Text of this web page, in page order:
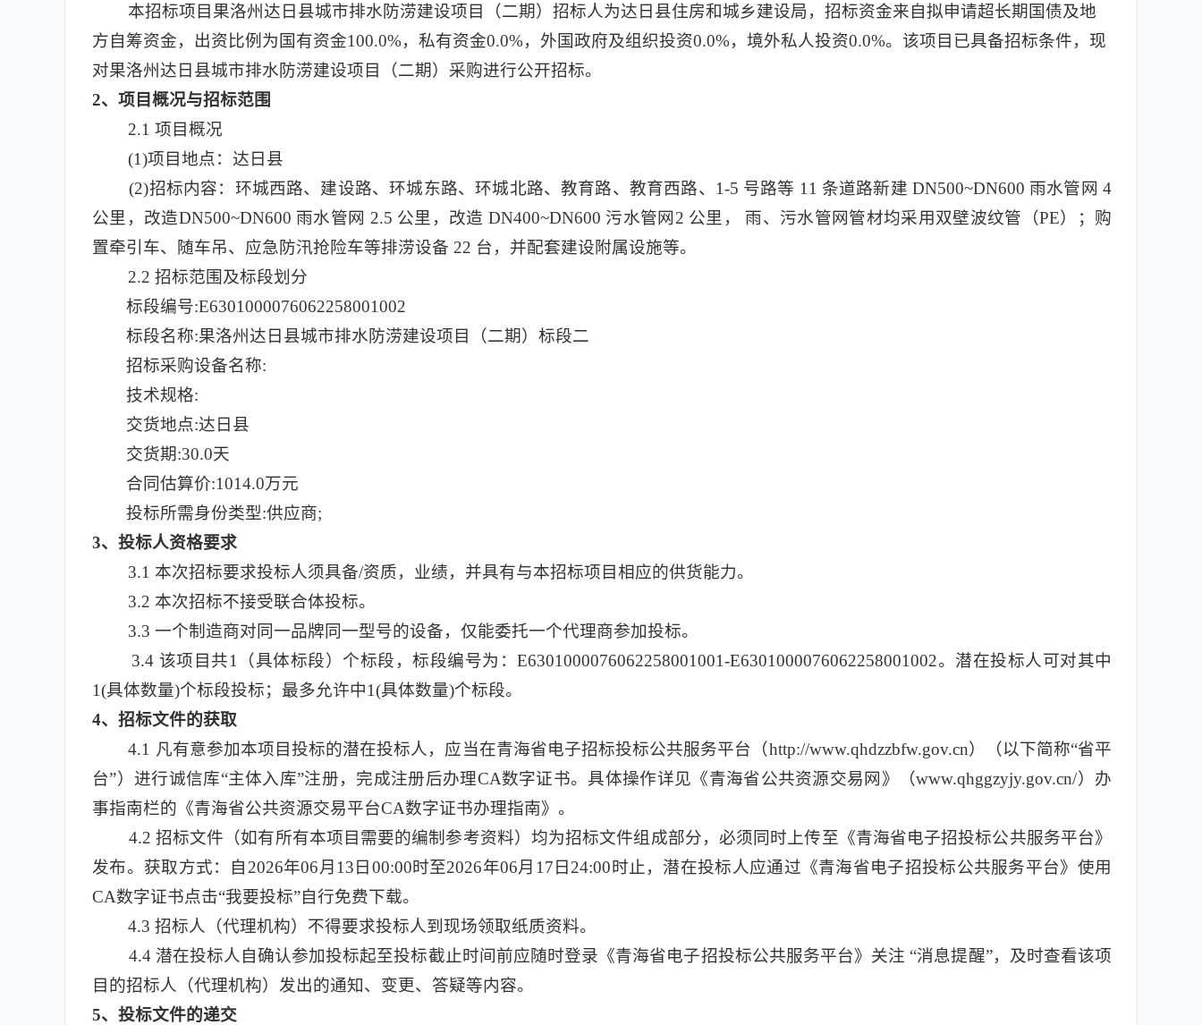
本招标项目果洛州达日县城市排水防涝建设项目（二期）招标人为达日县住房和城乡建设局，招标资金来自拟申请超长期国债及地
方自筹资金，出资比例为国有资金100.0%，私有资金0.0%，外国政府及组织投资0.0%，境外私人投资0.0%。该项目已具备招标条件，现
对果洛州达日县城市排水防涝建设项目（二期）采购进行公开招标。
2、项目概况与招标范围
2.1 项目概况
(1)项目地点：达日县
(2)招标内容：环城西路、建设路、环城东路、环城北路、教育路、教育西路、1-5 号路等 11 条道路新建 DN500~DN600 雨水管网 4
公里，改造DN500~DN600 雨水管网 2.5 公里，改造 DN400~DN600 污水管网2 公里， 雨、污水管网管材均采用双壁波纹管（PE）；购
置牵引车、随车吊、应急防汛抢险车等排涝设备 22 台，并配套建设附属设施等。
2.2 招标范围及标段划分
标段编号:E6301000076062258001002
标段名称:果洛州达日县城市排水防涝建设项目（二期）标段二
招标采购设备名称:
技术规格:
交货地点:达日县
交货期:30.0天
合同估算价:1014.0万元
投标所需身份类型:供应商;
3、投标人资格要求
3.1 本次招标要求投标人须具备/资质，业绩，并具有与本招标项目相应的供货能力。
3.2 本次招标不接受联合体投标。
3.3 一个制造商对同一品牌同一型号的设备，仅能委托一个代理商参加投标。
3.4 该项目共1（具体标段）个标段，标段编号为：E6301000076062258001001-E6301000076062258001002。潜在投标人可对其中
1(具体数量)个标段投标；最多允许中1(具体数量)个标段。
4、招标文件的获取
4.1 凡有意参加本项目投标的潜在投标人，应当在青海省电子招标投标公共服务平台（http://www.qhdzzbfw.gov.cn）（以下简称“省平
台”）进行诚信库“主体入库”注册，完成注册后办理CA数字证书。具体操作详见《青海省公共资源交易网》（www.qhggzyjy.gov.cn/）办
事指南栏的《青海省公共资源交易平台CA数字证书办理指南》。
4.2 招标文件（如有所有本项目需要的编制参考资料）均为招标文件组成部分，必须同时上传至《青海省电子招投标公共服务平台》
发布。获取方式：自2026年06月13日00:00时至2026年06月17日24:00时止，潜在投标人应通过《青海省电子招投标公共服务平台》使用
CA数字证书点击“我要投标”自行免费下载。
4.3 招标人（代理机构）不得要求投标人到现场领取纸质资料。
4.4 潜在投标人自确认参加投标起至投标截止时间前应随时登录《青海省电子招投标公共服务平台》关注 “消息提醒”，及时查看该项
目的招标人（代理机构）发出的通知、变更、答疑等内容。
5、投标文件的递交